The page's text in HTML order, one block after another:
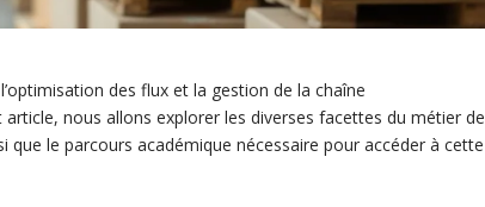
des flux et la gestion de la chaîne
nous allons explorer les diverses facettes du métier de
le parcours académique nécessaire pour accéder à cette